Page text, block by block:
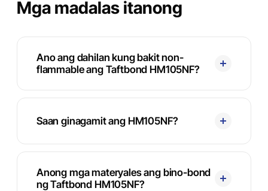
Mga madalas itanong
Ano ang dahilan kung bakit non-
flammable ang Taftbond HM105NF?
Saan ginagamit ang HM105NF?
Anong mga materyales ang bino-bond
ng Taftbond HM105NF?